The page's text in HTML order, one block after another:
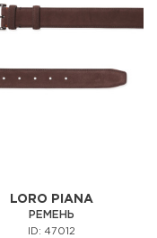
LORO PIANA
РЕМЕНЬ
ID: 47012